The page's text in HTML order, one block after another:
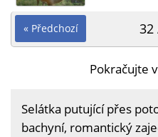
« Předchozí 32
Pokračujte
Selátka putující přes
bachyní, romantický